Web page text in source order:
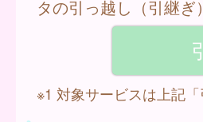
タの引っ越し（引継
※1 対象サービスは上記